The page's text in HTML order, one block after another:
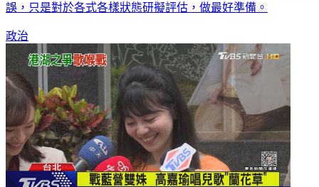
誤，只是對於各式各樣狀態研擬評估，做最好準備。
政治